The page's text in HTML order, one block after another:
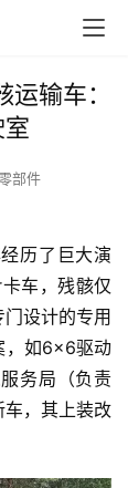
输车：
部件
历了巨大演
车，残骸仅
设计的专用
，如6×6驱动
务局（负责
，其上装改